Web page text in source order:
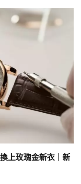
上玫瑰金新衣｜新